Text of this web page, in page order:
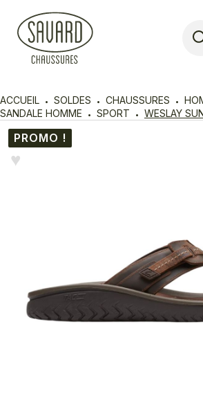
ACCUEIL SOLDES CHAUSSURES
SANDALE HOMME
SPORT WESLAY
PROMO !
♥︎